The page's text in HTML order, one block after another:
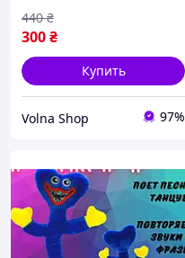
300₴
440 ₴
Купить
Volna Shop 97%